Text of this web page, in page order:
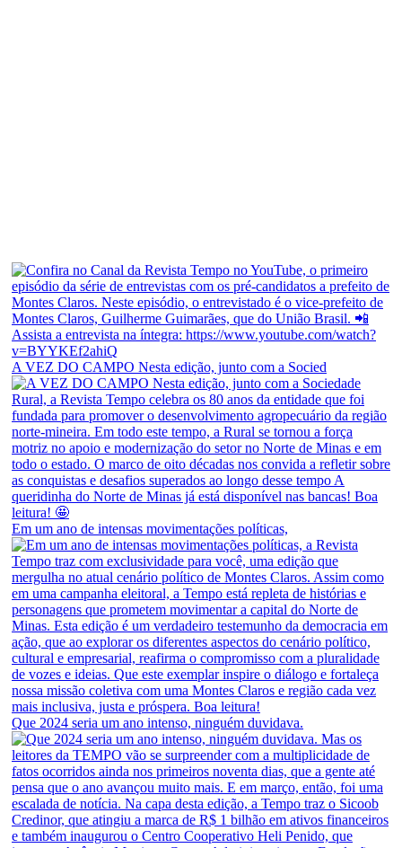
A VEZ DO CAMPO Nesta edição, junto com a Socied
Em um ano de intensas movimentações políticas,
Que 2024 seria um ano intenso, ninguém duvidava.